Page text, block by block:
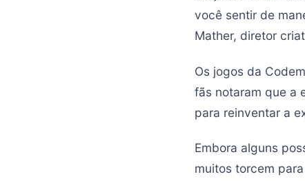
você sentir de
Mather, diretor
Os jogos da
fãs notaram que a
para reinventar a
Embora alguns
muitos torcem